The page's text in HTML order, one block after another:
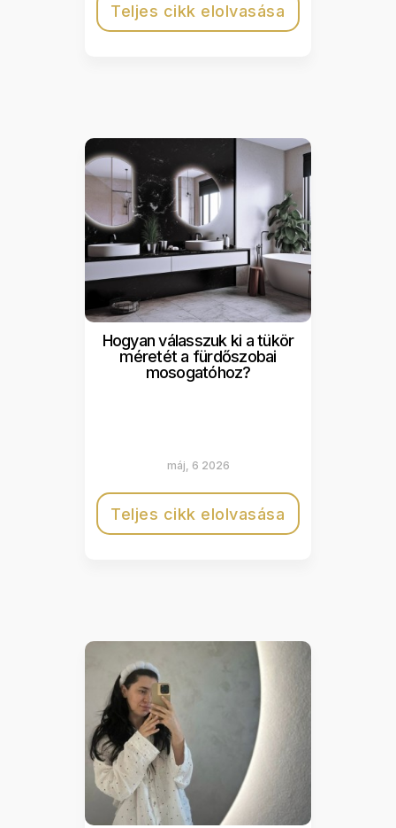
Teljes cikk elolvasása
Hogyan válasszuk ki a tükör
méretét a fürdőszobai
mosogatóhoz?
máj, 6 2026
Teljes cikk elolvasása